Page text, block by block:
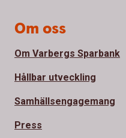
Om oss
Om Varbergs Sparbank
Hållbar utveckling
Samhällsengagemang
Press